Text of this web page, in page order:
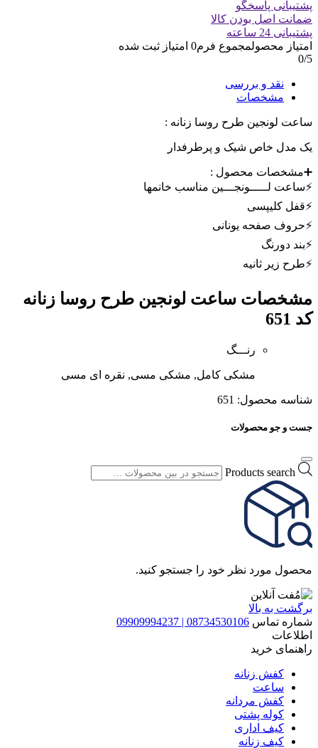
پشتیبانی پاسخگو
ضمانت اصل بودن کالا
پشتیبانی 24 ساعته
امتیاز محصولمجموع فرم0 امتیاز ثبت شده
0/5
نقد و بررسی
مشخصات
ساعت لونجین طرح روسا زنانه :
یک مدل خاص شیک و پرطرفدار
➕مشخصات محصول :
⚡️ساعت لـــــونجـــین مناسب خانمها
⚡️قفل کلیپسی
⚡️حروف صفحه یونانی
⚡️بند دورنگ
⚡️طرح زیر ثانیه
مشخصات ساعت لونجین طرح روسا زنانه
کد 651
رنـــگ
مشکی کامل, مشکی مسی, نقره ای مسی
شناسه محصول: 651
جست و جو محصولات
Products search
محصول مورد نظر خود را جستجو کنید.
برگشت به بالا
شماره تماس 08734530106 | 09909994237
اطلاعات
راهنمای خرید
کفش زنانه
ساعت
کفش مردانه
کوله پشتی
کیف اداری
کیف زنانه